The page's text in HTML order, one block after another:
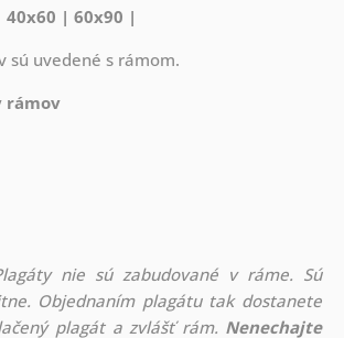
| 60x90 |
sú uvedené s rámom.
rámov
nie sú zabudované v ráme. Sú
Objednaním plagátu tak dostanete
plagát a zvlášť rám. Nenechajte